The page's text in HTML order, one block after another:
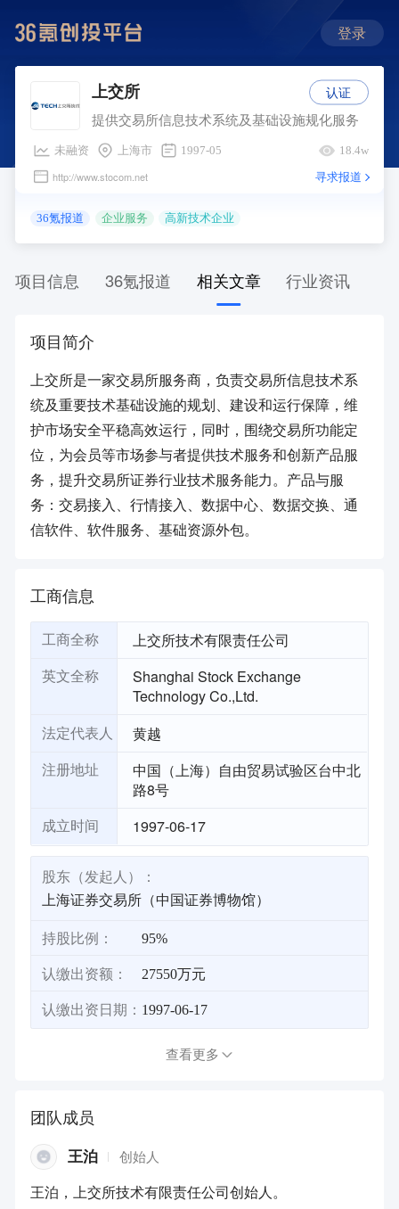
登录
上交所
提供交易所信息技术系统及基础设施规化服务
未融资 上海市 1997-05 18.4w
http://www.stocom.net 寻求报道
36氪报道 企业服务 高新技术企业
认证
项目信息 36氪报道 相关文章 行业资讯
项目简介
上交所是一家交易所服务商，负责交易所信息技术系
统及重要技术基础设施的规划、建设和运行保障，维
护市场安全平稳高效运行，同时，围绕交易所功能定
位，为会员等市场参与者提供技术服务和创新产品服
务，提升交易所证券行业技术服务能力。产品与服
务：交易接入、行情接入、数据中心、数据交换、通
信软件、软件服务、基础资源外包。
工商信息
工商全称 上交所技术有限责任公司
英文全称
Shanghai Stock Exchange
Technology Co.,Ltd.
法定代表人 黄越
注册地址
中国（上海）自由贸易试验区台中北
路8号
成立时间 1997-06-17
股东（发起人）：
上海证券交易所（中国证券博物馆）
持股比例： 95%
认缴出资额： 27550万元
认缴出资日期： 1997-06-17
查看更多
团队成员
王泊 创始人
王泊，上交所技术有限责任公司创始人。